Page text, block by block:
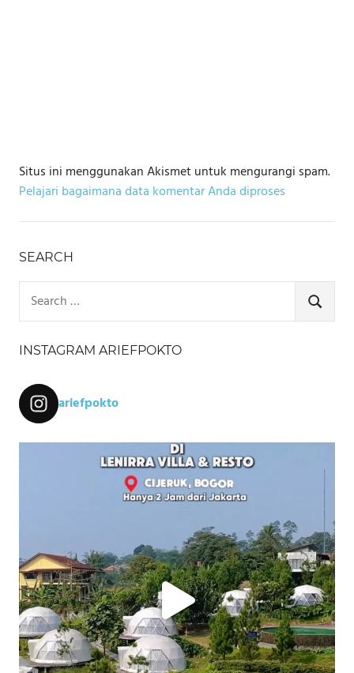
Situs ini menggunakan Akismet untuk mengurangi spam.
Pelajari bagaimana data komentar Anda diproses
SEARCH
for:
SEARCH
INSTAGRAM ARIEFPOKTO
ariefpokto